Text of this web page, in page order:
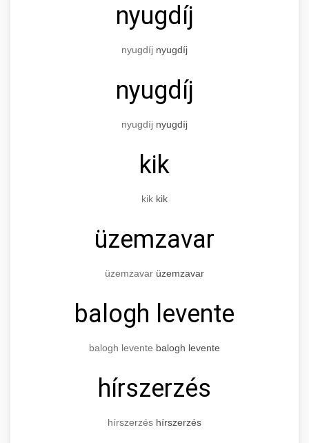
nyugdíj
nyugdíj nyugdíj
nyugdíj
nyugdíj nyugdíj
kik
kik kik
üzemzavar
üzemzavar üzemzavar
balogh levente
balogh levente balogh levente
hírszerzés
hírszerzés hírszerzés